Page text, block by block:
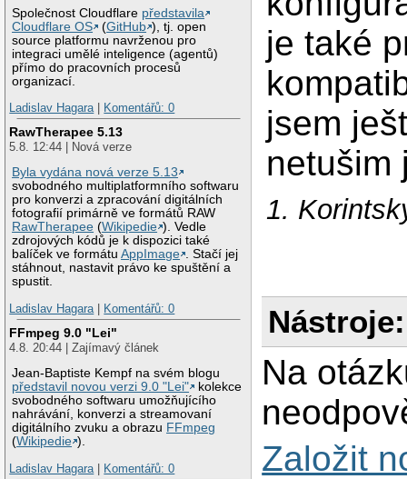
Společnost Cloudflare představila
Cloudflare OS
(GitHub ), tj. open
source platformu navrženou pro
integraci umělé inteligence (agentů)
přímo do pracovních procesů
organizací.
Ladislav Hagara| Komentářů: 0
RawTherapee 5.13
5.8. 12:44 | Nová verze
Byla vydána nová verze 5.13
svobodného multiplatformního softwaru
pro konverzi a zpracování digitálních
fotografií primárně ve formátů RAW
RawTherapee (Wikipedie ). Vedle
zdrojových kódů je k dispozici také
balíček ve formátuAppImage . Stačí jej
stáhnout, nastavit právo ke spuštění a
spustit.
Ladislav Hagara| Komentářů: 0
FFmpeg 9.0 "Lei"
4.8. 20:44 | Zajímavý článek
Jean-Baptiste Kempf na svém blogu
představil novou verzi 9.0 "Lei"
kolekce
svobodného softwaru umožňujícího
nahrávání, konverzi a streamovaní
digitálního zvuku a obrazu FFmpeg
(Wikipedie ).
Ladislav Hagara| Komentářů: 0
je také
jsem
netušim
1.
Nástroje:
Na
Založit